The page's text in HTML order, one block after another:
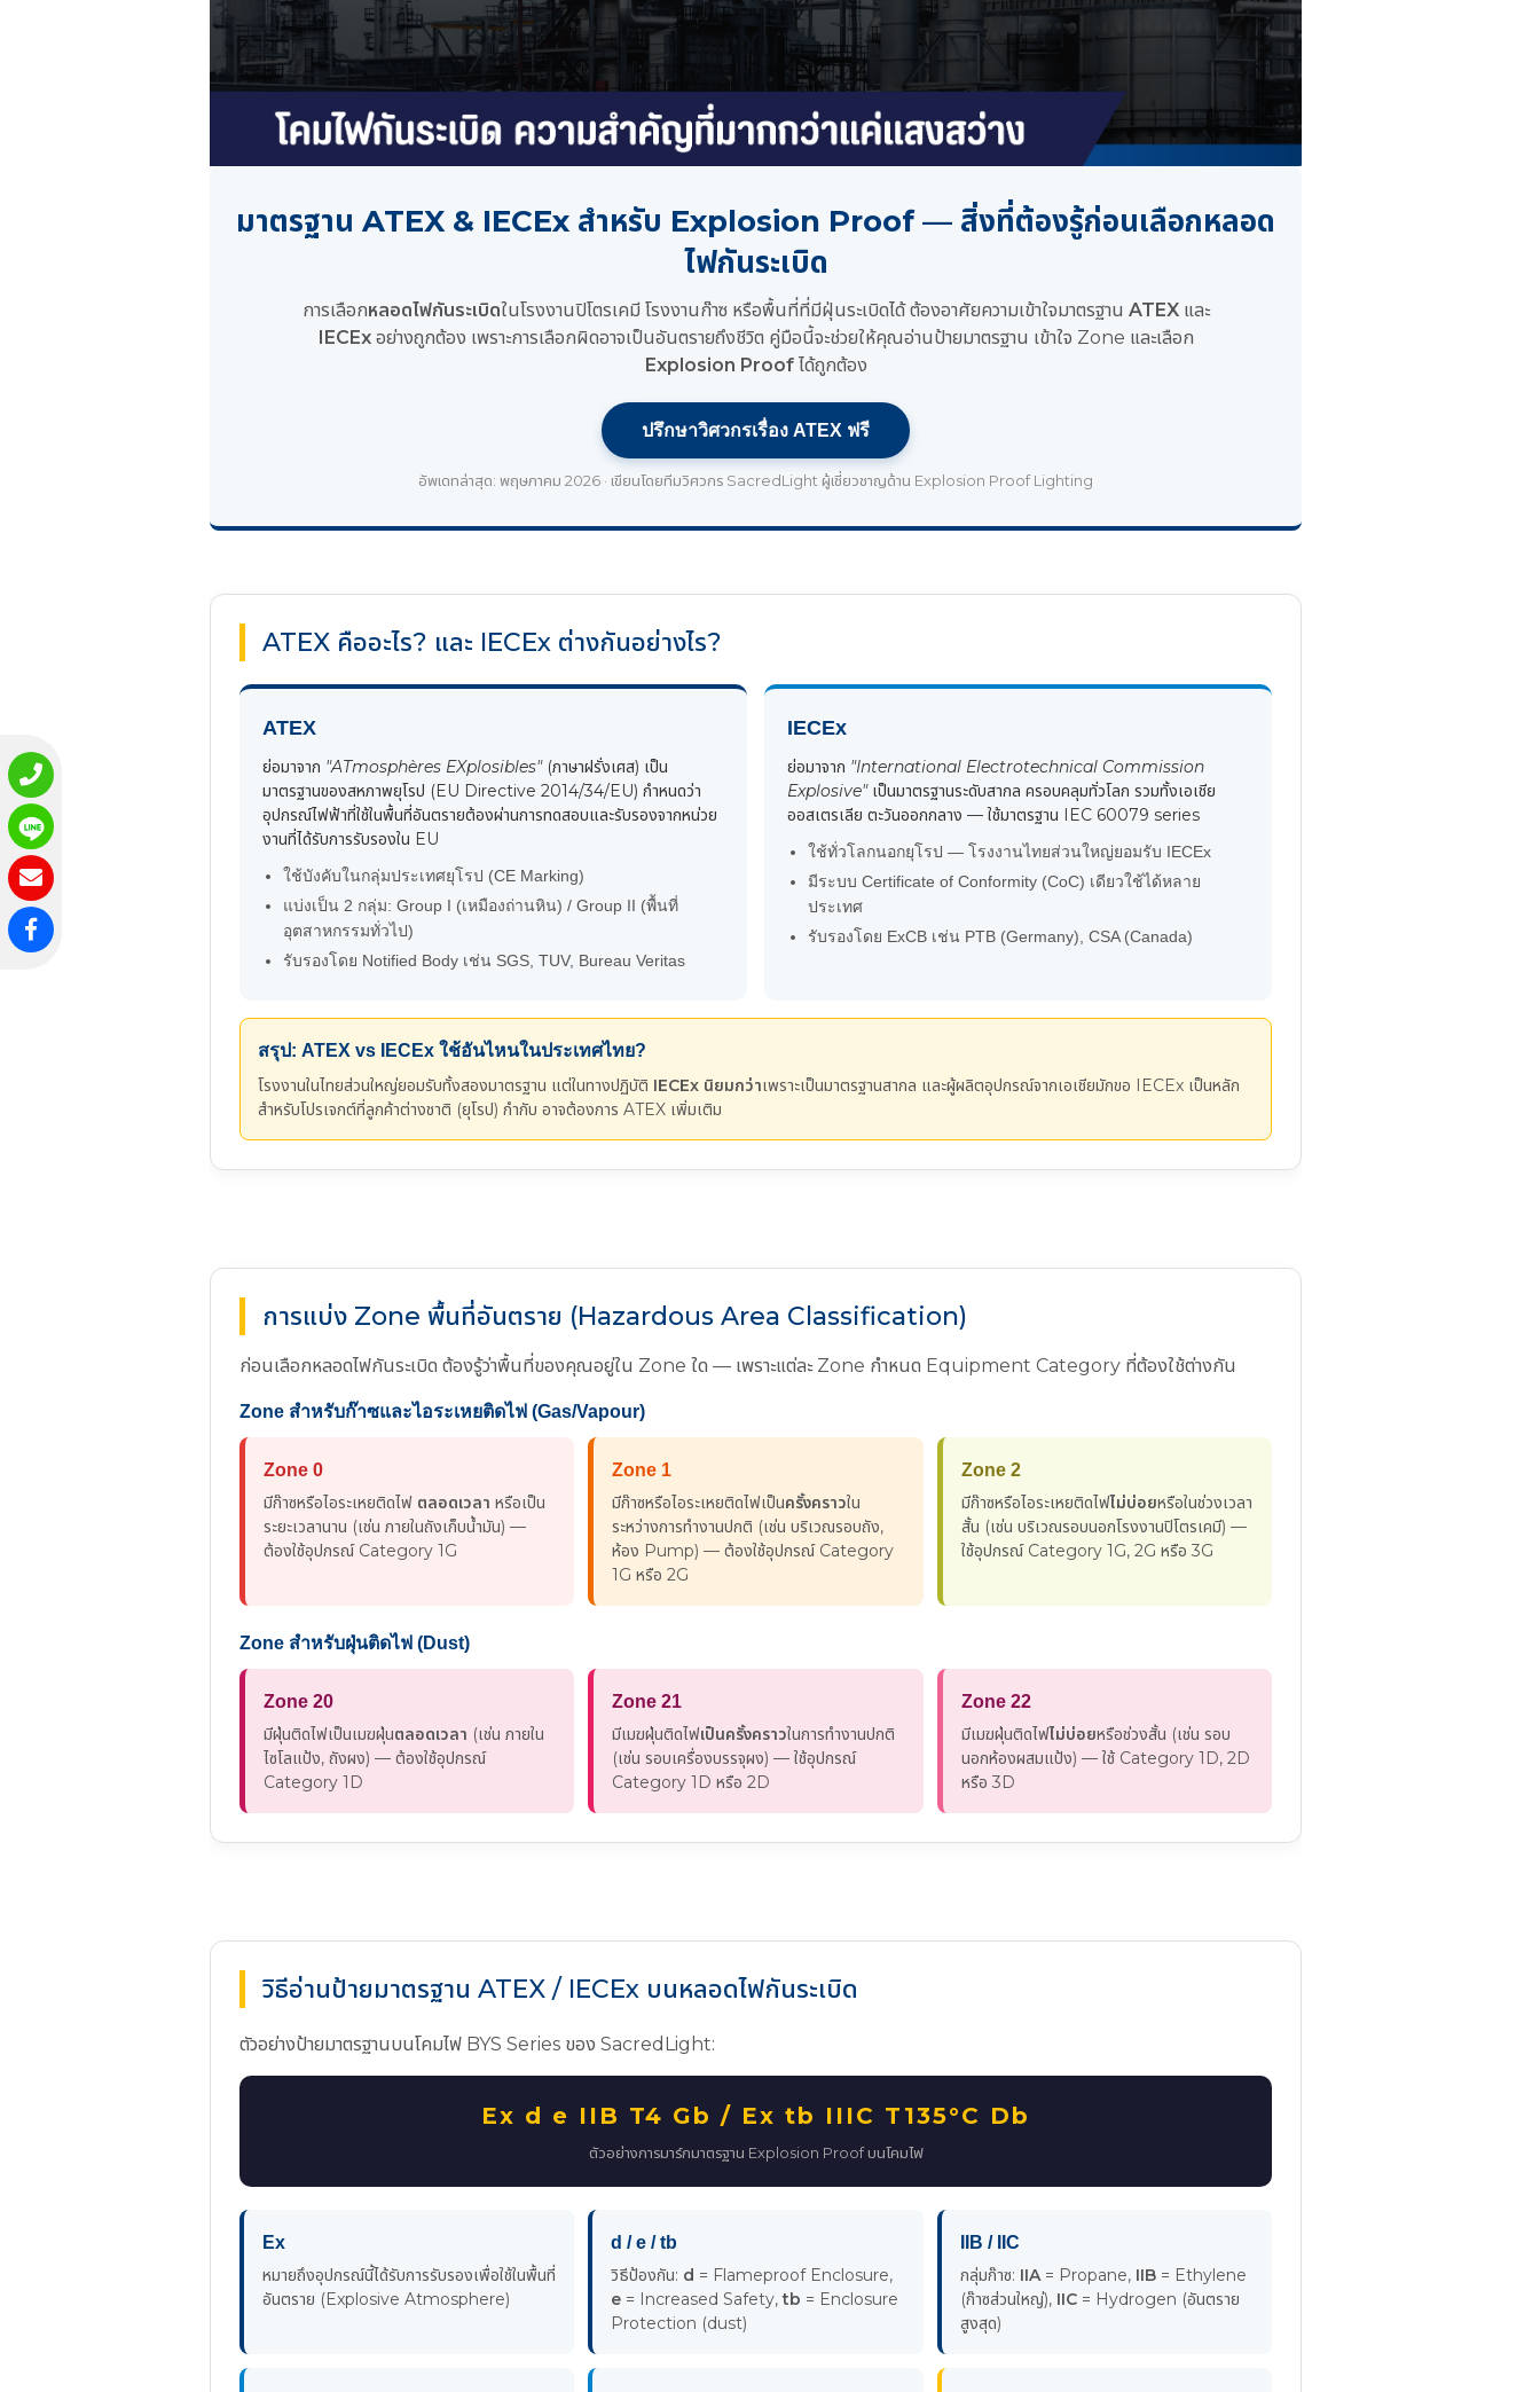
มาตรฐาน ATEX & IECEx สำหรับ Explosion Proof — สิ่งที่ต้องรู้ก่อนเลือกหลอด
ไฟกันระเบิด
การเลือกหลอดไฟกันระเบิดในโรงงานปิโตรเคมี โรงงานก๊าซ หรือพื้นที่ที่มีฝุ่นระเบิดได้ ต้องอาศัยความเข้าใจมาตรฐาน ATEXและ
IECExอย่างถูกต้อง เพราะการเลือกผิดอาจเป็นอันตรายถึงชีวิต คู่มือนี้จะช่วยให้คุณอ่านป้ายมาตรฐาน เข้าใจ Zone และเลือก
Explosion Proofได้ถูกต้อง
ปรึกษาวิศวกรเรื่อง ATEX ฟรี
อัพเดทล่าสุด: พฤษภาคม 2026 · เขียนโดยทีมวิศวกร SacredLight ผู้เชี่ยวชาญด้าน Explosion Proof Lighting
ATEX คืออะไร? และ IECEx ต่างกันอย่างไร?
ATEX
ย่อมาจาก "ATmosphères EXplosibles"(ภาษาฝรั่งเศส) เป็น
มาตรฐานของสหภาพยุโรป (EU Directive 2014/34/EU) กำหนดว่า
อุปกรณ์ไฟฟ้าที่ใช้ในพื้นที่อันตรายต้องผ่านการทดสอบและรับรองจากหน่วย
งานที่ได้รับการรับรองใน EU
ใช้บังคับในกลุ่มประเทศยุโรป (CE Marking)
แบ่งเป็น 2 กลุ่ม: Group I (เหมืองถ่านหิน) / Group II (พื้นที่
อุตสาหกรรมทั่วไป)
รับรองโดย Notified Body เช่น SGS, TUV, Bureau Veritas
IECEx
ย่อมาจาก "International Electrotechnical Commission
Explosive"เป็นมาตรฐานระดับสากล ครอบคลุมทั่วโลก รวมทั้งเอเชีย
ออสเตรเลีย ตะวันออกกลาง — ใช้มาตรฐาน IEC 60079 series
ใช้ทั่วโลกนอกยุโรป — โรงงานไทยส่วนใหญ่ยอมรับ IECEx
มีระบบ Certificate of Conformity (CoC) เดียวใช้ได้หลาย
ประเทศ
รับรองโดย ExCB เช่น PTB (Germany), CSA (Canada)
สรุป: ATEX vs IECEx ใช้อันไหนในประเทศไทย?
โรงงานในไทยส่วนใหญ่ยอมรับทั้งสองมาตรฐาน แต่ในทางปฏิบัติ IECEx นิยมกว่าเพราะเป็นมาตรฐานสากล และผู้ผลิตอุปกรณ์จากเอเชียมักขอ IECEx เป็นหลัก
สำหรับโปรเจกต์ที่ลูกค้าต่างชาติ (ยุโรป) กำกับ อาจต้องการ ATEX เพิ่มเติม
การแบ่ง Zone พื้นที่อันตราย (Hazardous Area Classification)
ก่อนเลือกหลอดไฟกันระเบิด ต้องรู้ว่าพื้นที่ของคุณอยู่ใน Zone ใด — เพราะแต่ละ Zone กำหนด Equipment Category ที่ต้องใช้ต่างกัน
Zone สำหรับก๊าซและไอระเหยติดไฟ (Gas/Vapour)
Zone 0
มีก๊าซหรือไอระเหยติดไฟ ตลอดเวลา หรือเป็น
ระยะเวลานาน (เช่น ภายในถังเก็บน้ำมัน) —
ต้องใช้อุปกรณ์ Category 1G
Zone 1
มีก๊าซหรือไอระเหยติดไฟเป็นครั้งคราวใน
ระหว่างการทำงานปกติ (เช่น บริเวณรอบถัง,
ห้อง Pump) — ต้องใช้อุปกรณ์ Category
1G หรือ 2G
Zone 2
มีก๊าซหรือไอระเหยติดไฟไม่บ่อยหรือในช่วงเวลา
สั้น (เช่น บริเวณรอบนอกโรงงานปิโตรเคมี) —
ใช้อุปกรณ์ Category 1G, 2G หรือ 3G
Zone สำหรับฝุ่นติดไฟ (Dust)
Zone 20
มีฝุ่นติดไฟเป็นเมฆฝุ่นตลอดเวลา (เช่น ภายใน
ไซโลแป้ง, ถังผง) — ต้องใช้อุปกรณ์
Category 1D
Zone 21
มีเมฆฝุ่นติดไฟเป็นครั้งคราวในการทำงานปกติ
(เช่น รอบเครื่องบรรจุผง) — ใช้อุปกรณ์
Category 1D หรือ 2D
Zone 22
มีเมฆฝุ่นติดไฟไม่บ่อยหรือช่วงสั้น (เช่น รอบ
นอกห้องผสมแป้ง) — ใช้ Category 1D, 2D
หรือ 3D
วิธีอ่านป้ายมาตรฐาน ATEX / IECEx บนหลอดไฟกันระเบิด
ตัวอย่างป้ายมาตรฐานบนโคมไฟ BYS Series ของ SacredLight:
Ex d e IIB T4 Gb / Ex tb IIIC T135°C Db
ตัวอย่างการมาร์กมาตรฐาน Explosion Proof บนโคมไฟ
Ex
หมายถึงอุปกรณ์นี้ได้รับการรับรองเพื่อใช้ในพื้นที่
อันตราย (Explosive Atmosphere)
d / e / tb
วิธีป้องกัน: d = Flameproof Enclosure,
e = Increased Safety,tb = Enclosure
Protection (dust)
IIB / IIC
กลุ่มก๊าซ: IIA= Propane, IIB= Ethylene
(ก๊าซส่วนใหญ่), IIC= Hydrogen (อันตราย
สูงสุด)